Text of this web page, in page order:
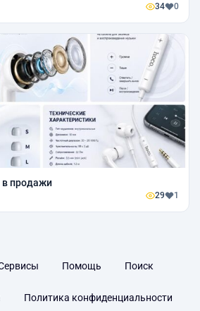
34 0
продажи
29 1
Помощь Поиск
Политика конфиденциальности